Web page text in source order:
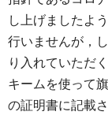
し上げましたよ
行いませんが，
り入れていただ
キームを使って
の証明書に記載